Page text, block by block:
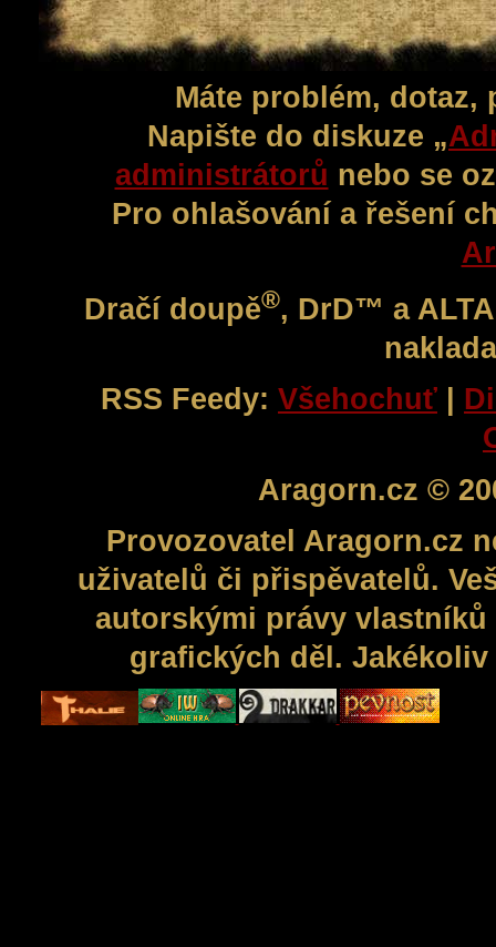
Máte problém,
Napište do diskuze „
administrátorů nebo se
Pro ohlašování a řešení
Dračí doupě®, DrD™ a
RSS Feedy: Všehochuť
Aragorn.cz ©
Provozovatel Aragorn.cz
uživatelů či přispěvatelů.
autorskými právy
grafických děl.